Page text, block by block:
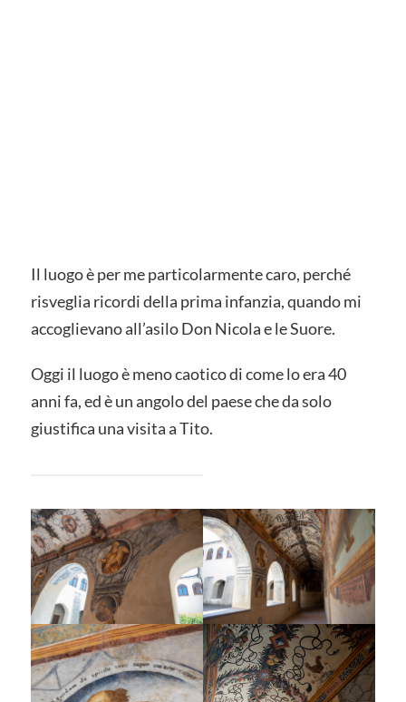
Il luogo è per me particolarmente caro, perché
risveglia ricordi della prima infanzia, quando mi
accoglievano all’asilo Don Nicola e le Suore.
Oggi il luogo è meno caotico di come lo era 40
anni fa, ed è un angolo del paese che da solo
giustifica una visita a Tito.